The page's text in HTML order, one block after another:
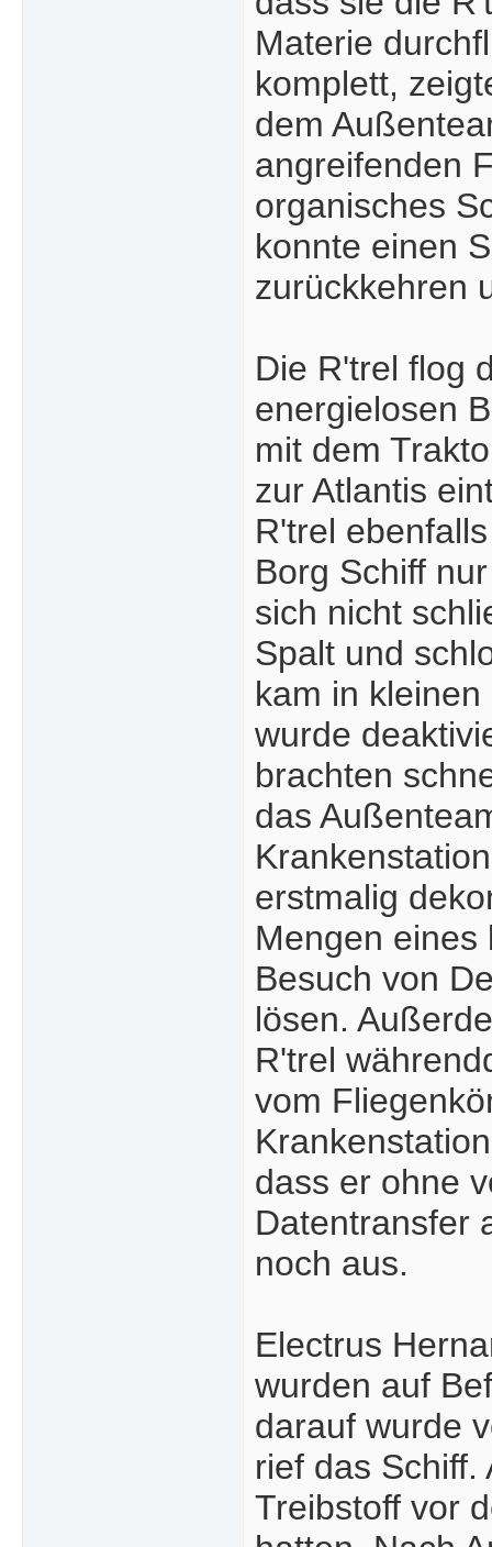
Materie
komplett,
dem
angreifenden
organisches
konnte einen
zurückkehren
Die R'trel flog
energielosen
mit dem
zur Atlantis
R'trel
Borg Schiff
sich nicht
Spalt und
kam in
wurde
brachten
das
erstmalig
Mengen eines
Besuch von
lösen.
R'trel
vom
dass er ohne
Datentransfer
noch aus.
Electrus
wurden auf
darauf wurde
rief das
Treibstoff vor